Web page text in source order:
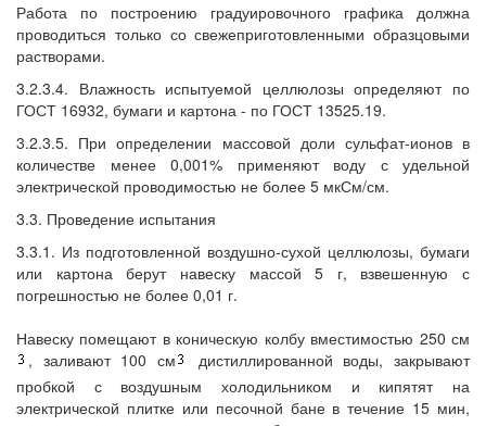
Работа по построению градуировочного графика должна
проводиться только со свежеприготовленными образцовыми
растворами.
3.2.3.4. Влажность испытуемой целлюлозы определяют по
ГОСТ 16932, бумаги и картона - по ГОСТ 13525.19.
3.2.3.5. При определении массовой доли сульфат-ионов в
количестве менее 0,001% применяют воду с удельной
электрической проводимостью не более 5 мкСм/см.
3.3. Проведение испытания
3.3.1. Из подготовленной воздушно-сухой целлюлозы, бумаги
или картона берут навеску массой 5 г, взвешенную с
погрешностью не более 0,01 г.
Навеску помещают в коническую колбу вместимостью 250 см
, заливают 100 см
дистиллированной воды, закрывают
пробкой с воздушным холодильником и кипятят на
электрической плитке или песочной бане в течение 15 мин,